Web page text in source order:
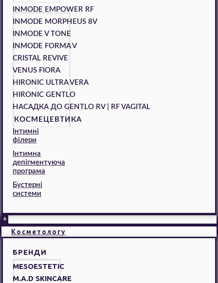
INMODE EMPOWER RF
INMODE MORPHEUS 8V
INMODE V TONE
INMODE FORMA V
CRISTAL REVIVE
VENUS FIORA
HIRONIC ULTRA VERA
HIRONIC GENTLO
НАСАДКА ДО GENTLO RV | RF VAGITAL
КОСМЕЦЕВТИКА
Інтимні
філери
Інтимна
депігментуюча
програма
Бустерні
системи
+
Косметологу
БРЕНДИ
MESOESTETIC
M.A.D SKINCARE